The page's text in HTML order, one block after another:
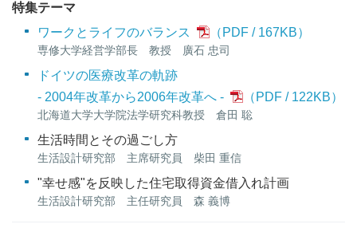
特集テーマ
ワークとライフのバランス
167KB）
専修大学経営学部長 教授 廣石 忠司
ドイツの医療改革の軌跡
- 2004年改革から2006年改革へ -
122KB）
北海道大学大学院法学研究科教授 倉田 聡
生活時間とその過ごし方
生活設計研究部 主席研究員 柴田 重信
"幸せ感"を反映した住宅取得資金借入れ計画
生活設計研究部 主任研究員 森 義博